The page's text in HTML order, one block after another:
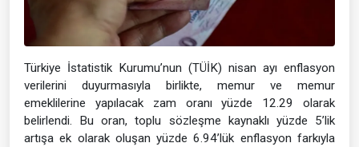
Türkiye İstatistik Kurumu’nun (TÜİK) nisan ayı enflasyon
verilerini duyurmasıyla birlikte, memur ve memur
emeklilerine yapılacak zam oranı yüzde 12.29 olarak
belirlendi. Bu oran, toplu sözleşme kaynaklı yüzde 5’lik
artışa ek olarak oluşan yüzde 6.94’lük enflasyon farkıyla